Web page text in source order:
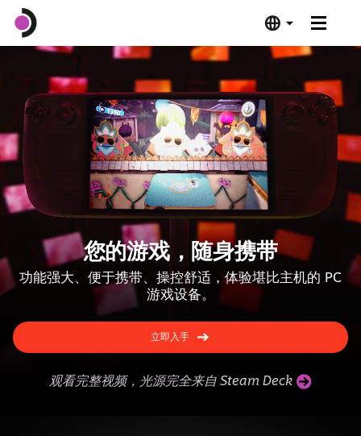
Steam Deck LCD
软件
Deck 验证 您的游戏，随身携带
功能强大、便于携带、操控舒适，体验堪比主机的 PC
游戏设备。
立即入手
观看完整视频，光源完全来自 Steam Deck